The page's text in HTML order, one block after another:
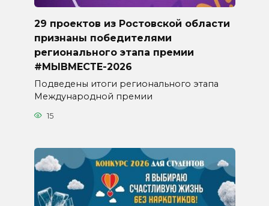
29 проектов из Ростовской области
признаны победителями
регионального этапа премии
#МЫВМЕСТЕ-2026
Подведены итоги регионального этапа
Международной премии
15